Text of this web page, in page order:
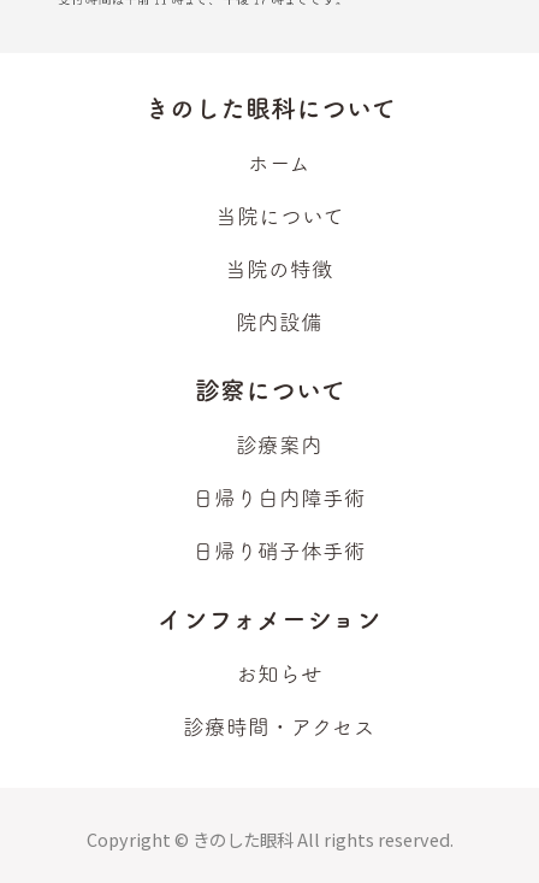
きのした眼科について
ホーム
当院について
当院の特徴
院内設備
診察について
診療案内
日帰り白内障手術
日帰り硝子体手術
インフォメーション
お知らせ
診療時間・アクセス
Copyright © きのした眼科All rights reserved.